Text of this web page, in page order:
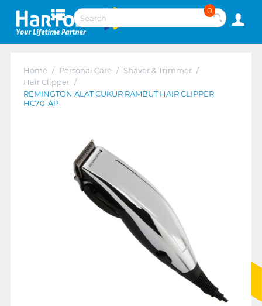
0
Home / Personal Care / Shaver & Trimmer /
Hair Clipper /
REMINGTON ALAT CUKUR RAMBUT HAIR CLIPPER
HC70-AP